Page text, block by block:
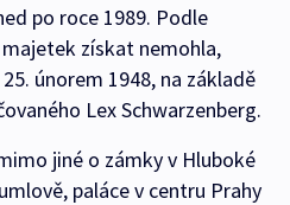
po roce 1989. Podle
získat nemohla,
únorem 1948, na základě
Lex Schwarzenberg.
jiné o zámky v Hluboké
paláce v centru Prahy